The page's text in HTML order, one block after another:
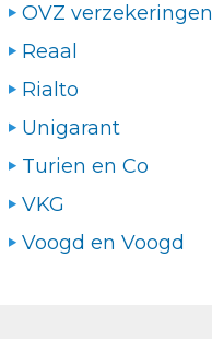
OVZ verzekeringen
Reaal
Rialto
Unigarant
Turien en Co
VKG
Voogd en Voogd